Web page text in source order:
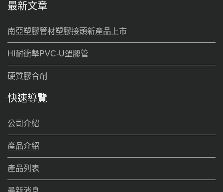
最新文章
南亞塑膠管材塑膠接頭新產品上市
HI耐衝擊PVC-U塑膠管
硬質膠合劑
快速導覽
公司介紹
產品介紹
產品列表